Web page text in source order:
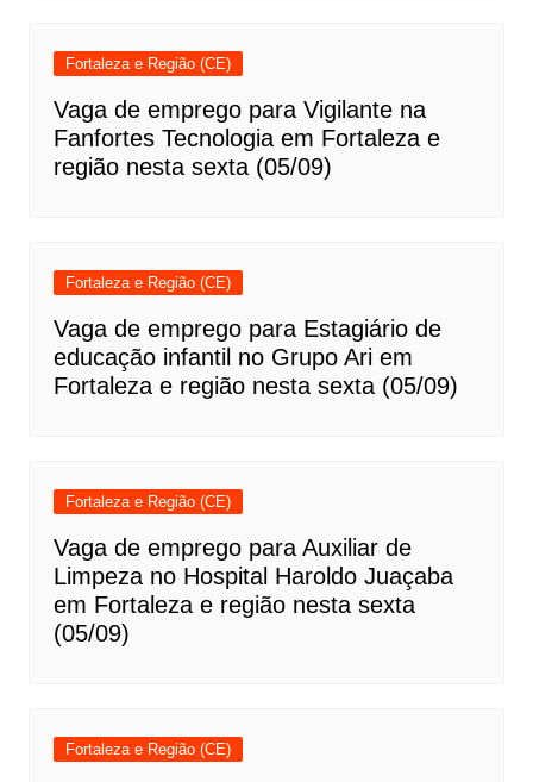
Fortaleza e Região (CE)
Vaga de emprego para Vigilante na
Fanfortes Tecnologia em Fortaleza e
região nesta sexta (05/09)
Fortaleza e Região (CE)
Vaga de emprego para Estagiário de
educação infantil no Grupo Ari em
Fortaleza e região nesta sexta (05/09)
Fortaleza e Região (CE)
Vaga de emprego para Auxiliar de
Limpeza no Hospital Haroldo Juaçaba
em Fortaleza e região nesta sexta
(05/09)
Fortaleza e Região (CE)